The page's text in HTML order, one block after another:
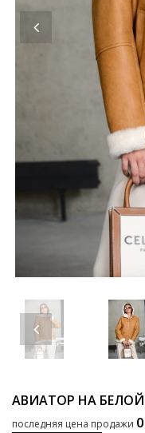
АВИАТОР НА
последняя цена продажи